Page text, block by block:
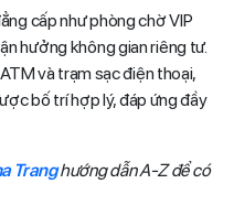
cấp như phòng chờ VIP
hưởng không gian riêng tư.
và trạm sạc điện thoại,
bố trí hợp lý, đáp ứng đầy
Tranghướng dẫn A-Z để có